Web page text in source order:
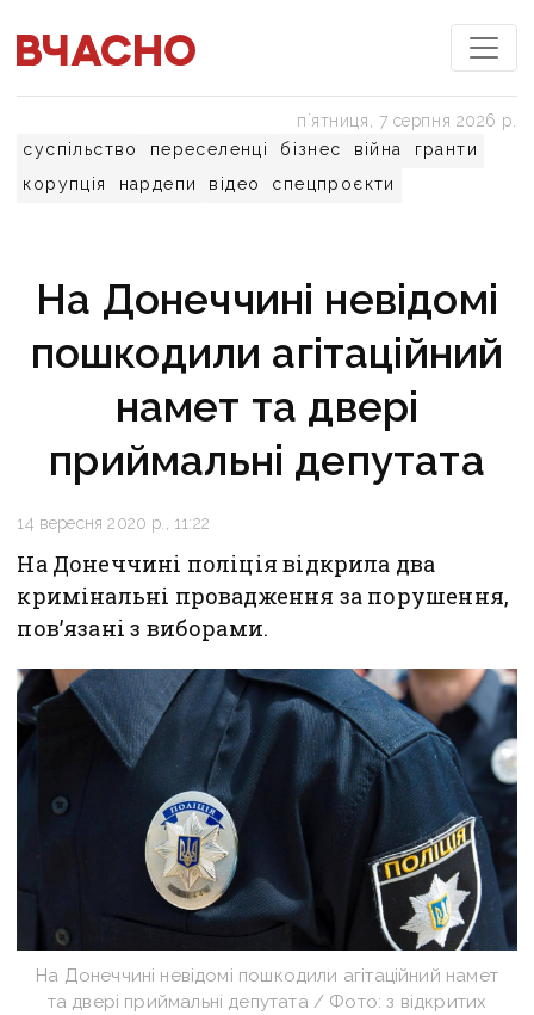
суспільство переселенці бізнес війна
гранти
корупція
нардепи відео спецпроєкти
пʼятниця, 7 серпня 2026 р.
На Донеччині невідомі
пошкодили агітаційний
намет та двері
приймальні депутата
14 вересня 2020 р., 11:22
На Донеччині поліція відкрила два
кримінальні провадження за порушення,
пов’язані з виборами.
На Донеччині невідомі пошкодили агітаційний намет
та двері приймальні депутата / Фото: з відкритих